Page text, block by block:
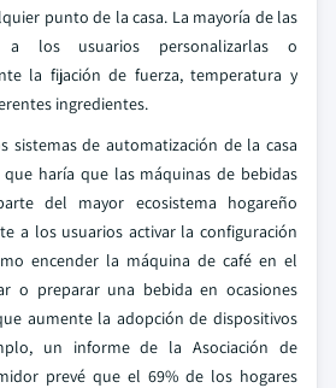
punto de la casa. La mayoría de las
a los usuarios personalizarlas o
la fijación de fuerza, temperatura y
ingredientes.
sistemas de automatización de la casa
haría que las máquinas de bebidas
del mayor ecosistema hogareño
a los usuarios activar la configuración
encender la máquina de café en el
o preparar una bebida en ocasiones
aumente la adopción de dispositivos
un informe de la Asociación de
prevé que el 69% de los hogares